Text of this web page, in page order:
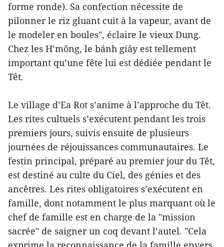
forme ronde). Sa confection nécessite de
pilonner le riz gluant cuit à la vapeur, avant de
le modeler en boules", éclaire le vieux Dung.
Chez les H’mông, le bánh giây est tellement
important qu’une fête lui est dédiée pendant le
Têt.
Le village d’Ea Rot s’anime à l’approche du Têt.
Les rites cultuels s’exécutent pendant les trois
premiers jours, suivis ensuite de plusieurs
journées de réjouissances communautaires. Le
festin principal, préparé au premier jour du Têt,
est destiné au culte du Ciel, des génies et des
ancêtres. Les rites obligatoires s’exécutent en
famille, dont notamment le plus marquant où le
chef de famille est en charge de la "mission
sacrée" de saigner un coq devant l’autel. "Cela